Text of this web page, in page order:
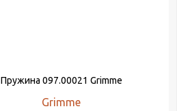
Пружина 097.00021 Grimme
Grimme